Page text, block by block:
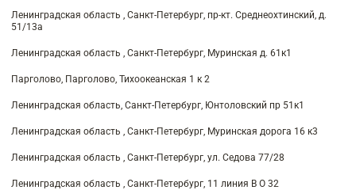
Ленинградская область , Санкт-Петербург, пр-кт. Среднеохтинский, д.
51/13а
Ленинградская область , Санкт-Петербург, Муринская д. 61к1
Парголово, Парголово, Тихоокеанская 1 к 2
Ленинградская область, Санкт-Петербург, Юнтоловский пр 51к1
Ленинградская область , Санкт-Петербург, Муринская дорога 16 к3
Ленинградская область , Санкт-Петербург, ул. Седова 77/28
Ленинградская область , Санкт-Петербург, 11 линия В О 32